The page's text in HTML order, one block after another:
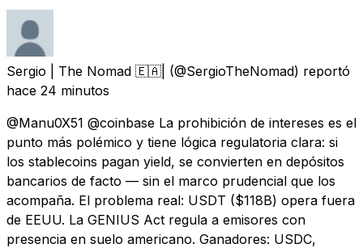
Sergio | The Nomad 🇪🇦| (@SergioTheNomad) reportó
hace 24 minutos
@Manu0X51 @coinbase La prohibición de intereses es el
punto más polémico y tiene lógica regulatoria clara: si
los stablecoins pagan yield, se convierten en depósitos
bancarios de facto — sin el marco prudencial que los
acompaña. El problema real: USDT ($118B) opera fuera
de EEUU. La GENIUS Act regula a emisores con
presencia en suelo americano. Ganadores: USDC,